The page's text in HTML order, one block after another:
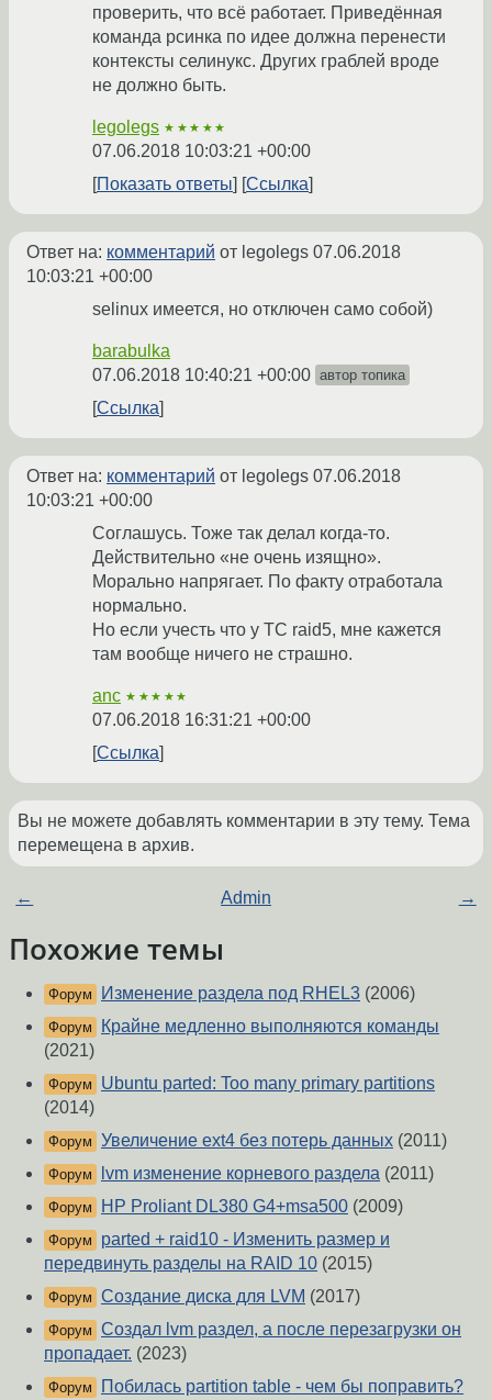
проверить, что всё работает. Приведённая
команда рсинка по идее должна перенести
контексты селинукс. Других граблей вроде
не должно быть.
legolegs ★★★★★
07.06.2018 10:03:21 +00:00
Показать ответы
Ссылка
Ответ на: комментарий от legolegs 07.06.2018
10:03:21 +00:00
selinux имеется, но отключен само собой)
barabulka
07.06.2018 10:40:21 +00:00 автор топика
Ссылка
Ответ на: комментарий от legolegs 07.06.2018
10:03:21 +00:00
Соглашусь. Тоже так делал когда-то.
Действительно «не очень изящно».
Морально напрягает. По факту отработала
нормально.
Но если учесть что у ТС raid5, мне кажется
там вообще ничего не страшно.
anc ★★★★★
07.06.2018 16:31:21 +00:00
Ссылка
Вы не можете добавлять комментарии в эту тему. Тема
перемещена в архив.
← Admin →
Похожие темы
Форум Изменение раздела под RHEL3 (2006)
Форум
Крайне медленно выполняются команды
(2021)
Форум
Ubuntu parted: Too many primary partitions
(2014)
Форум Увеличение ext4 без потерь данных (2011)
Форум lvm изменение корневого раздела (2011)
Форум HP Proliant DL380 G4+msa500 (2009)
Форум
parted + raid10 - Изменить размер и
передвинуть разделы на RAID 10 (2015)
Форум Создание диска для LVM (2017)
Форум Создал lvm раздел, а после перезагрузки он
пропадает. (2023)
Форум Побилась partition table - чем бы поправить?